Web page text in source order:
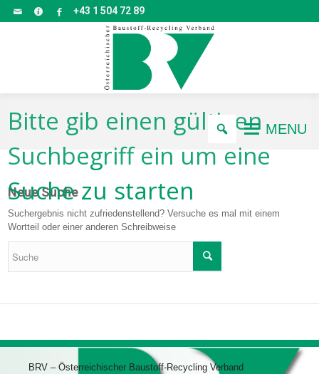
+43 1 504 72 89
MENU
Bitte gib einen gültigen
Suchbegriff ein um eine
Suche zu starten
Neue Suche
Suchergebnis nicht zufriedenstellend? Versuche es mal mit einem
Wortteil oder einer anderen Schreibweise
BRV – Österreichischer Baustoff-Recycling Verband